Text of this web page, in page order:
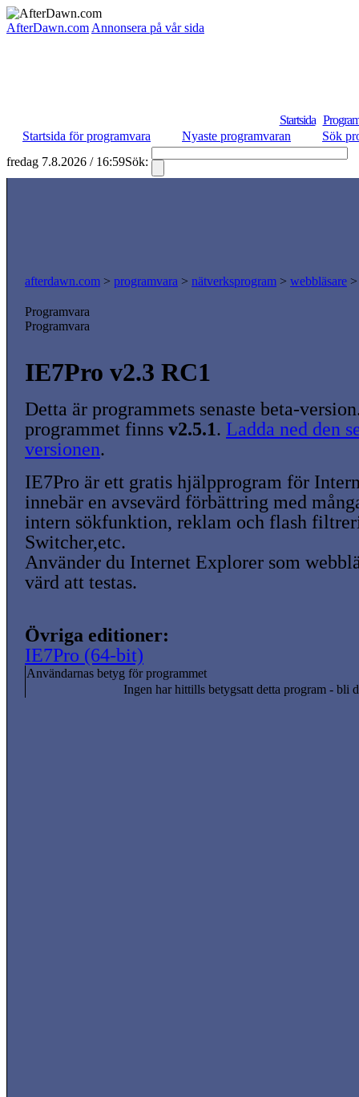
AfterDawn.com Annonsera på vår sida
Startsida
Startsida för programvara
Nyaste programvaran
Sök
fredag 7.8.2026 / 16:59Sök:
afterdawn.com > programvara > nätverksprogram > webbläsare
Programvara
Programvara
IE7Pro v2.3 RC1
Detta är programmets senaste beta-
programmet finns v2.5.1. Ladda ned den
versionen.
IE7Pro är ett gratis hjälpprogram för
innebär en avsevärd förbättring med
intern sökfunktion, reklam och flash
Switcher,etc.
Använder du Internet Explorer som
värd att testas.
Övriga editioner:
IE7Pro (64-bit)
Användarnas betyg för programmet
Ingen har hittills betygsatt detta program - bli